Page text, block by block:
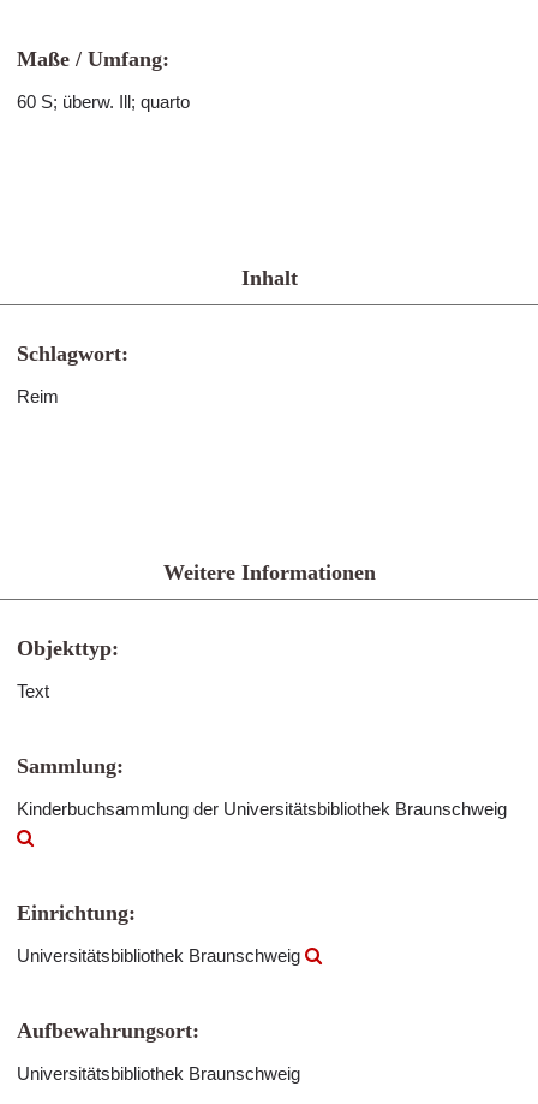
Maße / Umfang:
60 S; überw. Ill; quarto
Inhalt
Schlagwort:
Reim
Weitere Informationen
Objekttyp:
Text
Sammlung:
Kinderbuchsammlung der Universitätsbibliothek Braunschweig
Einrichtung:
Universitätsbibliothek Braunschweig
Aufbewahrungsort:
Universitätsbibliothek Braunschweig